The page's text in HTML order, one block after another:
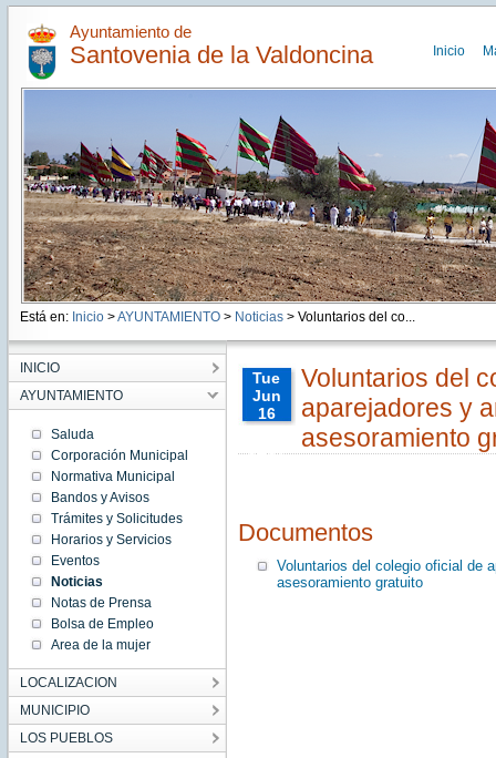
Ayuntamiento de
Santovenia de la Valdoncina Inicio
Está en: Inicio >AYUNTAMIENTO> Noticias> Voluntarios del co...
INICIO
AYUNTAMIENTO
Saluda
Corporación Municipal
Normativa Municipal
Bandos y Avisos
Trámites y Solicitudes
Horarios y Servicios
Eventos
Noticias
Notas de Prensa
Bolsa de Empleo
Area de la mujer
LOCALIZACION
MUNICIPIO
LOS PUEBLOS
Tue
Jun
16
00:00:00
2020
16
00:00:00
CEST
Voluntarios del
aparejadores y
asesoramiento
Documentos
Voluntarios del colegio oficial de
asesoramiento gratuito